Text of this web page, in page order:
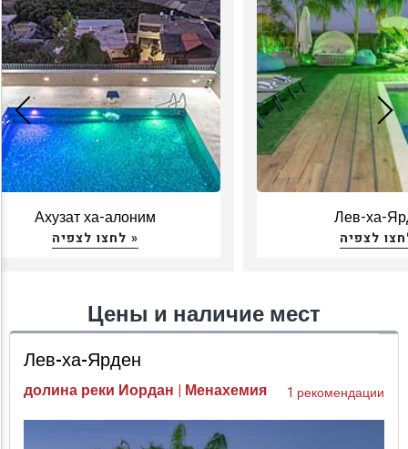
Ахузат ха-алоним
לחצו לצפיה »
Лев-ха-
Цены и наличие мест
Лев-ха-Ярден
долина реки Иордан | Менахемия 1 рекомендации